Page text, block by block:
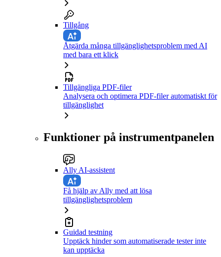
Tillgång
Åtgärda många tillgänglighetsproblem med AI
med bara ett klick
Tillgängliga PDF-filer
Analysera och optimera PDF-filer automatiskt för
tillgänglighet
Funktioner på instrumentpanelen
Ally AI-assistent
Få hjälp av Ally med att lösa
tillgänglighetsproblem
Guidad testning
Upptäck hinder som automatiserade tester inte
kan upptäcka